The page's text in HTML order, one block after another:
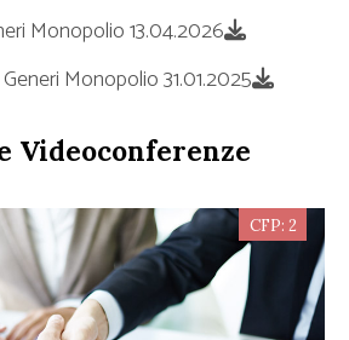
Monopolio 13.04.2026
Monopolio 31.01.2025
Videoconferenze
CFP: 2